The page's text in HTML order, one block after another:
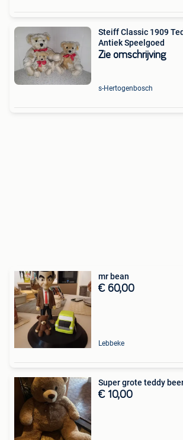
Steiff Classic 1909
Antiek Speelgoed
Zie omschrijving
s-Hertogenbosch
mr bean
€ 60,00
Lebbeke
Super grote teddy
€ 10,00